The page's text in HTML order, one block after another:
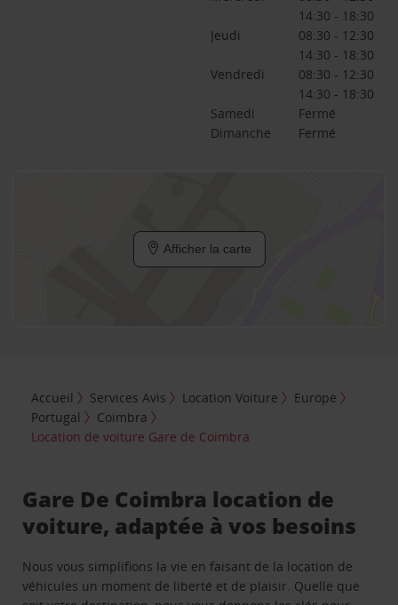
14:30 - 18:30
Jeudi
08:30 - 12:30
14:30 - 18:30
Vendredi
08:30 - 12:30
14:30 - 18:30
Samedi
Fermé
Dimanche
Fermé
Afficher la carte
Accueil Services Avis Location Voiture
Europe
Portugal
Coimbra
Location de voiture Gare de Coimbra
Gare De Coimbra location de
voiture, adaptée à vos besoins
Nous vous simplifions la vie en faisant de la location de
véhicules un moment de liberté et de plaisir. Quelle que